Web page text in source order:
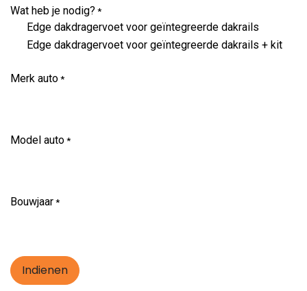
Wat heb je nodig? *
Edge dakdragervoet voor geïntegreerde dakrails
Edge dakdragervoet voor geïntegreerde dakrails + kit
Merk auto*
Model auto*
Bouwjaar*
Indienen